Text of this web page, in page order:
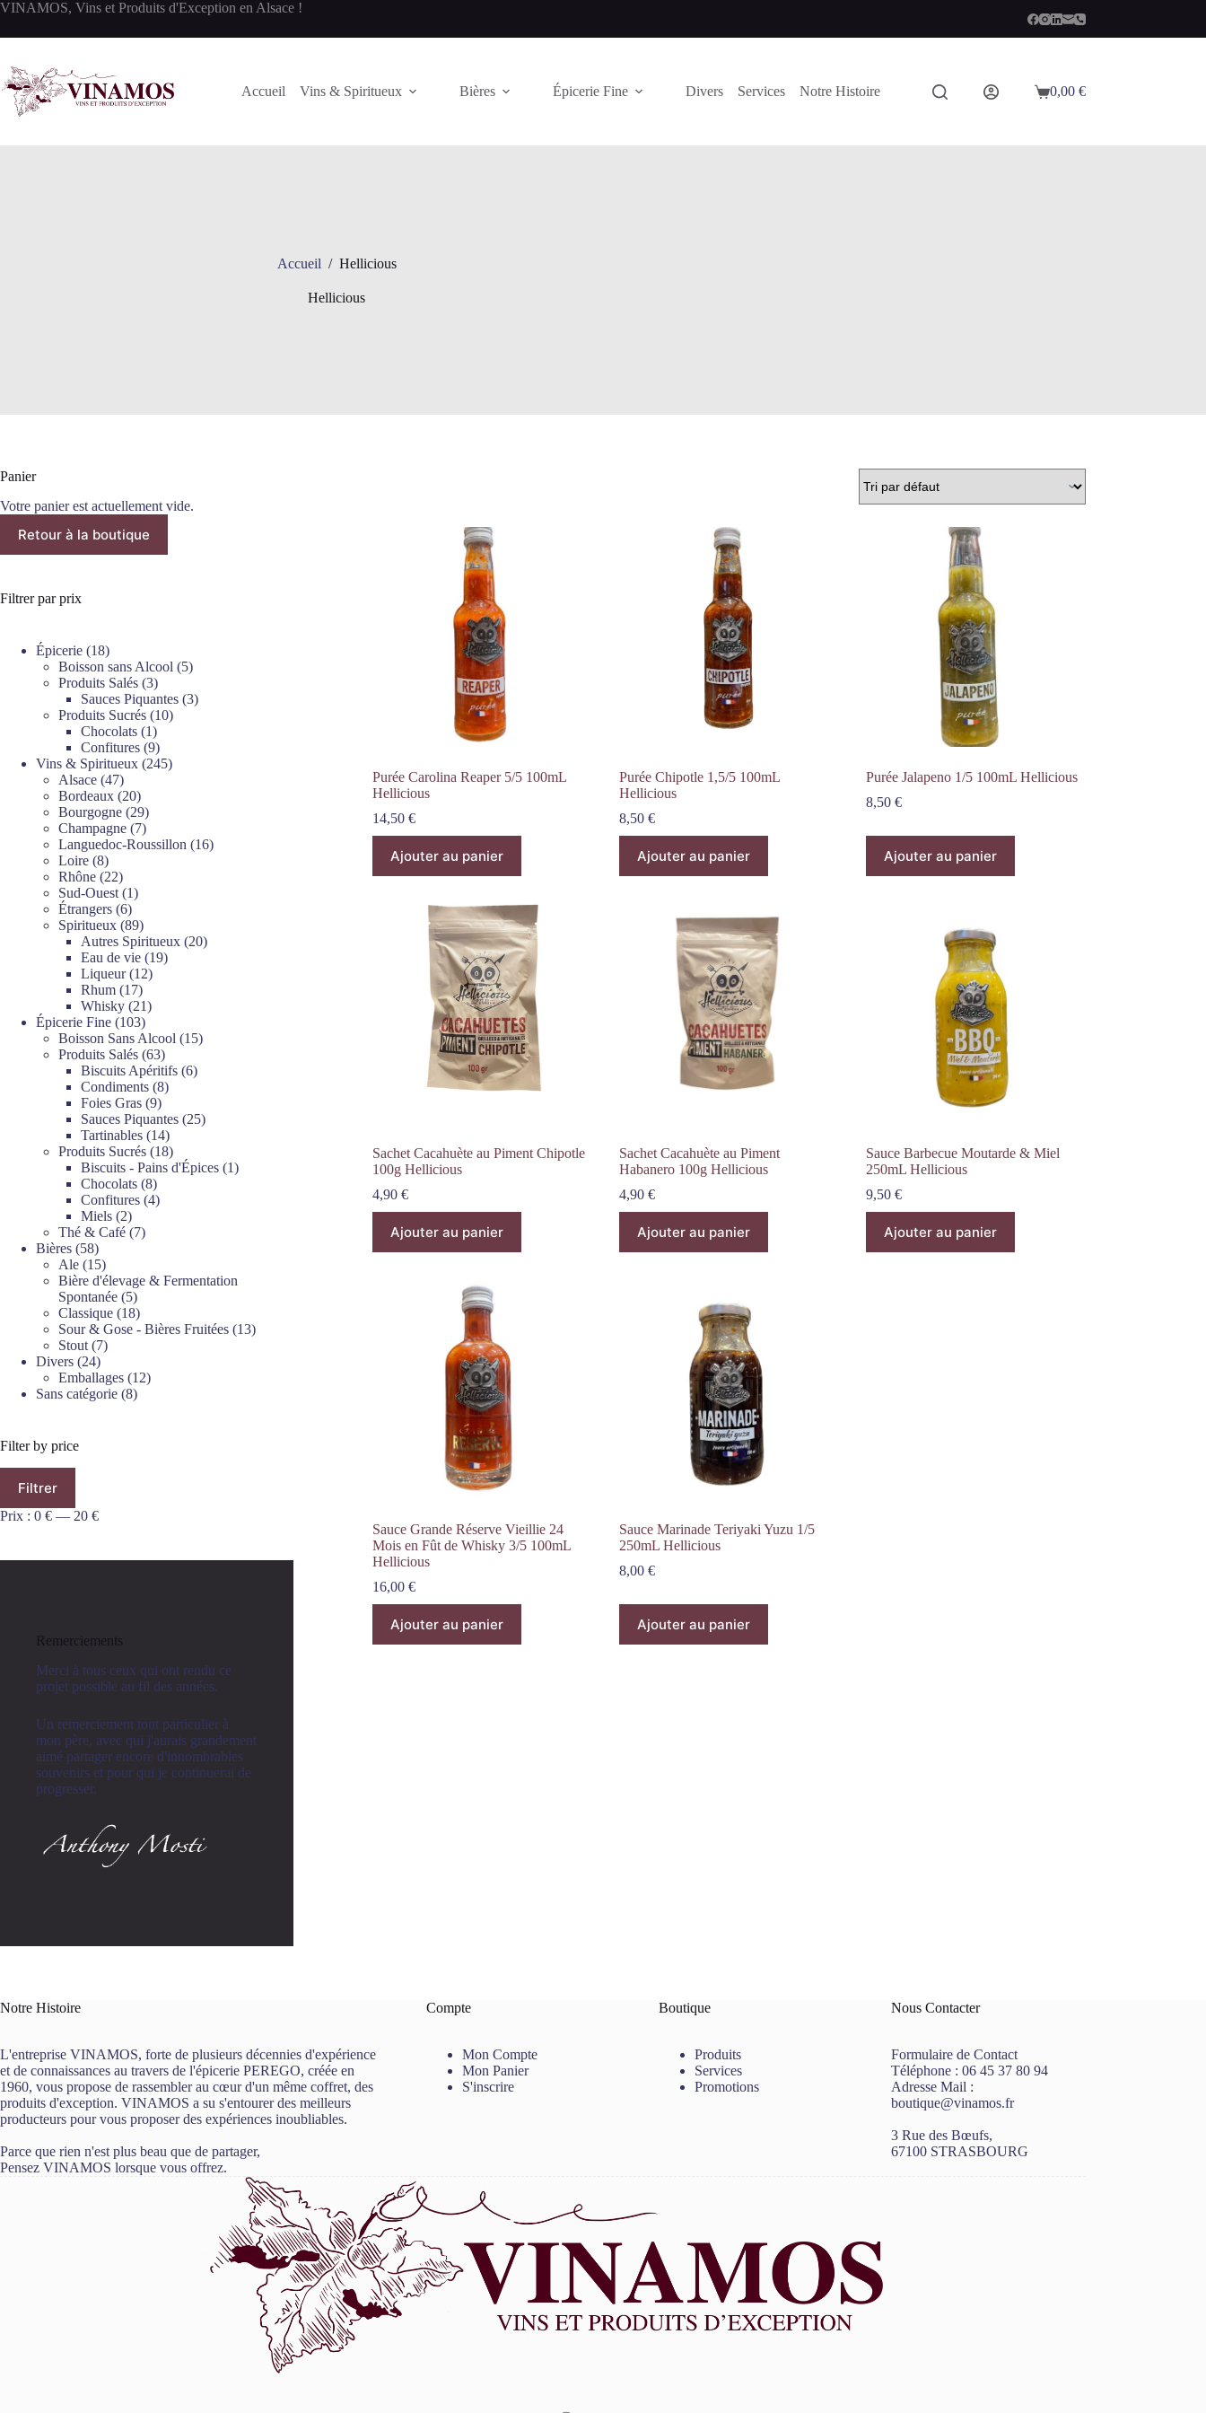
Passer
contenu
VINAMOS, Vins et Produits d'Exception en Alsace !
Accueil Vins & Spiritueux Bières Épicerie Fine Divers Services Notre Histoire
Panier
0,00 €
Accueil / Hellicious
Hellicious
Purée Carolina Reaper 5/5 100mL
Hellicious
14,50 €
Ajouter au panier
Purée Chipotle 1,5/5 100mL
Hellicious
8,50 €
Ajouter au panier
Purée Jalapeno 1/5 100mL Hellicious
8,50 €
Ajouter au panier
Sachet Cacahuète au Piment Chipotle
100g Hellicious
4,90 €
Ajouter au panier
Sachet Cacahuète au Piment
Habanero 100g Hellicious
4,90 €
Ajouter au panier
Sauce Barbecue Moutarde & Miel
250mL Hellicious
9,50 €
Ajouter au panier
Sauce Grande Réserve Vieillie 24
Mois en Fût de Whisky 3/5 100mL
Hellicious
16,00 €
Ajouter au panier
Sauce Marinade Teriyaki Yuzu 1/5
250mL Hellicious
8,00 €
Ajouter au panier
Panier
Votre panier est actuellement vide.
Retour à la boutique
Filtrer par prix
Épicerie 1818
produits
Boisson sans Alcool 55
Produits Salés 33
produits
Sauces Piquantes 33
Produits Sucrés 1010
Chocolats 11
produit
Confitures 99
produits
Vins & Spiritueux 245245
Alsace 4747
produits
Bordeaux 2020
produits
Bourgogne 2929
produits
Champagne 77
produits
Languedoc-Roussillon 1616
Loire 88
produits
Rhône 2222
produits
Sud-Ouest 11
Étrangers 66
produits
Spiritueux 8989
produits
Autres Spiritueux 2020
Eau de vie 1919
Liqueur 1212
Rhum 1717
produits
Whisky 2121
Épicerie Fine 103103
produits
Boisson Sans Alcool 1515
Produits Salés 6363
produits
Biscuits Apéritifs 66
Condiments 88
Foies Gras 99
produits
Sauces Piquantes 2525
Tartinables 1414
produits
Produits Sucrés 1818
produits
Biscuits - Pains d'Épices 11
Chocolats 88
produits
Confitures 44
Miels 22
produits
Thé & Café 77
Bières 5858
produits
Ale 1515
produits
Bière d'élevage & Fermentation
Spontanée 55
produits
Classique 1818
produits
Sour & Gose - Bières Fruitées 1313
Stout 77
Divers 2424
produits
Emballages 1212
Sans catégorie 88
Filter by price
min
maxFiltrer
Prix : 0 € — 20 €
Remerciements
Merci à tous ceux qui ont rendu ce
projet possible au fil des années.
Un remerciement tout particulier à
mon père, avec qui j'aurais grandement
aimé partager encore d'innombrables
souvenirs et pour qui je continuerai de
progresser.
Notre Histoire
L'entreprise VINAMOS, forte de plusieurs décennies d'expérience
et de connaissances au travers de l'épicerie PEREGO, créée en
1960, vous propose de rassembler au cœur d'un même coffret, des
produits d'exception. VINAMOS a su s'entourer des meilleurs
producteurs pour vous proposer des expériences inoubliables.
Parce que rien n'est plus beau que de partager,
Pensez VINAMOS lorsque vous offrez.
Compte
Mon Compte
Mon Panier
S'inscrire
Boutique
Produits
Services
Promotions
Nous Contacter
Formulaire de Contact
Téléphone :06 45 37 80 94
Adresse Mail :
boutique@vinamos.fr
3 Rue des Bœufs,
67100 STRASBOURG